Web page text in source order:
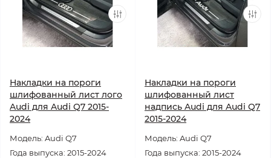
Накладки на пороги
шлифованный лист лого
Audi для Audi Q7 2015-
2024
Модель: Audi Q7
Года выпуска: 2015-2024
Накладки на пороги
шлифованный лист
надпись Audi для Audi Q7
2015-2024
Модель: Audi Q7
Года выпуска: 2015-2024